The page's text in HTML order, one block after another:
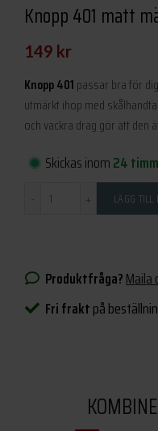
Knopp 401 matt
149 kr
Knopp 401 passar bra för
utmärkt ihop med
och vackra drag gör att den
Skickas inom24
LÄGG
Produktfråga?Maila
Fri fraktpå